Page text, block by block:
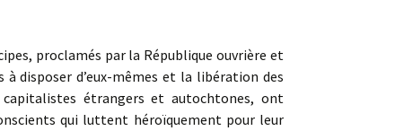
proclamés par la République ouvrière et
disposer d’eux-mêmes et la libération des
étrangers et autochtones, ont
qui luttent héroïquement pour leur